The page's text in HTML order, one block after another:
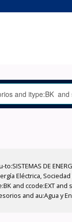
DE
Eléctrica,
and ccode:EXT
and au:Agua y